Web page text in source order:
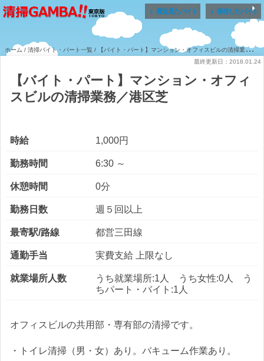
 最近見たバイト  保存したバイト
ホーム / 清掃バイト・パート一覧 / 【バイト・パート】マンション・オフィスビルの清掃業務／港区芝
最終更新日：2018.01.24
【バイト・パート】マンション・オフィ
スビルの清掃業務／港区芝
時給 1,000円
勤務時間 6:30 ～
休憩時間 0分
勤務日数 週５回以上
最寄駅/路線 都営三田線
通勤手当 実費支給 上限なし
就業場所人数
うち就業場所:1人 うち女性:0人 う
ちパート・バイト:1人
オフィスビルの共用部・専有部の清掃です。
・トイレ清掃（男・女）あり。バキューム作業あり。